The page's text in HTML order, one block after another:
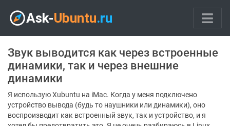
Звук выводится как через встроенные
динамики, так и через внешние
динамики
Я использую Xubuntu на iMac. Когда у меня подключено
устройство вывода (будь то наушники или динамики), оно
воспроизводит как встроенный звук, так и устройство, и я